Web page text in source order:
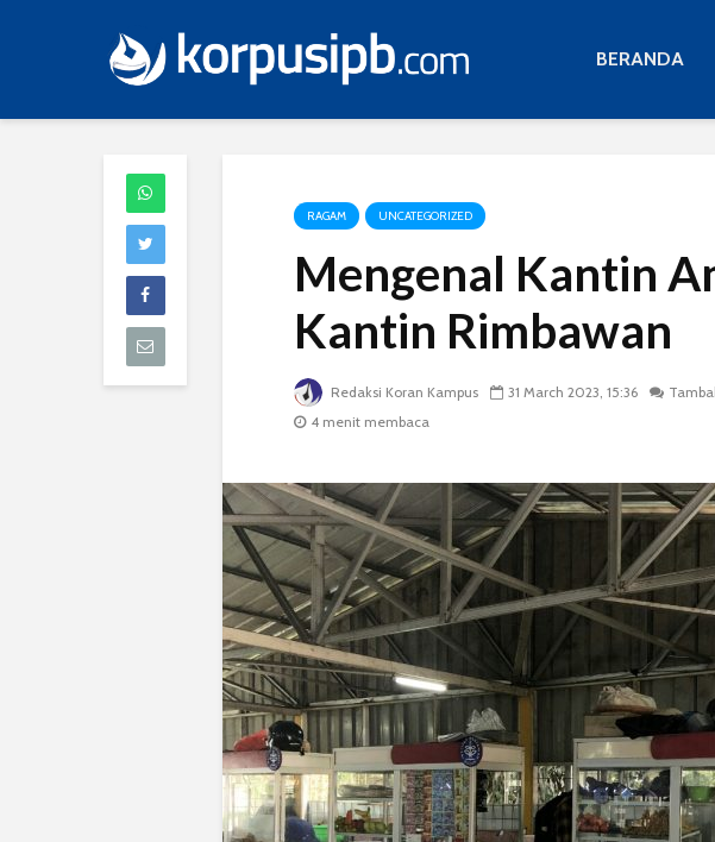
BERANDA
RAGAM UNCATEGORIZED
Mengenal Kantin
Kantin Rimbawan
Redaksi Koran Kampus 31 March 2023, 15:36
4 menit membaca